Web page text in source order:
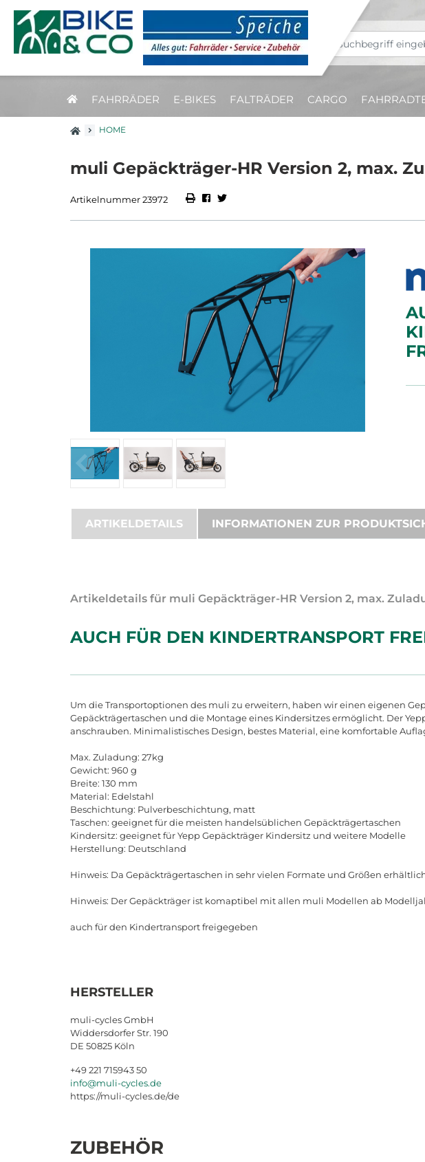
FAHRRÄDER E-BIKES FALTRÄDER CARGO
HOME
muli Gepäckträger-HR Version 2, max.
Artikelnummer 23972
ARTIKELDETAILS INFORMATIONEN ZUR
Artikeldetails für muli Gepäckträger-HR Version 2, max.
AUCH FÜR DEN KINDERTRANSPORT
Um die Transportoptionen des muli zu erweitern, haben wir einen eigenen
Gepäckträgertaschen und die Montage eines Kindersitzes ermöglicht. Der
anschrauben. Minimalistisches Design, bestes Material, eine komfortable
Max. Zuladung: 27kg
Gewicht: 960 g
Breite: 130 mm
Material: Edelstahl
Beschichtung: Pulverbeschichtung, matt
Taschen: geeignet für die meisten handelsüblichen Gepäckträgertaschen
Kindersitz: geeignet für Yepp Gepäckträger Kindersitz und weitere Modelle
Herstellung: Deutschland
Hinweis: Da Gepäckträgertaschen in sehr vielen Formate und Größen
Hinweis: Der Gepäckträger ist komaptibel mit allen muli Modellen ab
auch für den Kindertransport freigegeben
HERSTELLER
muli-cycles GmbH
Widdersdorfer Str. 190
DE 50825 Köln
+49 221 715943 50
info@muli-cycles.de
https://muli-cycles.de/de
ZUBEHÖR